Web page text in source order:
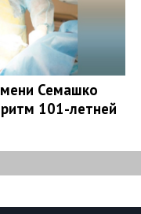
Семашко
101-летней